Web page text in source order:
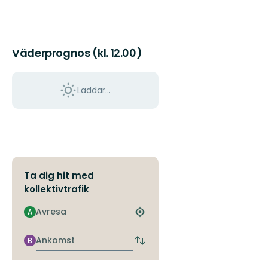
Väderprognos (kl. 12.00)
Laddar...
Ta dig hit med
kollektivtrafik
Avresa
A
Hitta
hållplats
Ankomst
B
Byt